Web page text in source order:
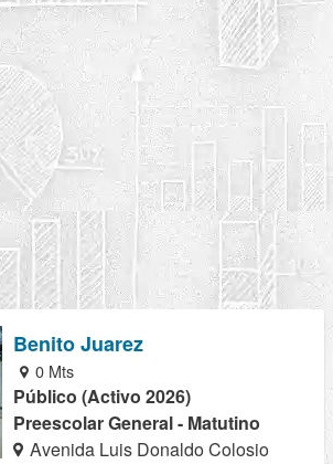
Benito Juarez
0 Mts
Público (Activo 2026)
Preescolar General - Matutino
Avenida Luis Donaldo Colosio